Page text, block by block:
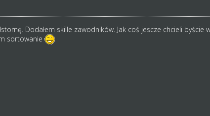
Dodałem skille zawodników. Jak coś jescze chcieli
sortowanie